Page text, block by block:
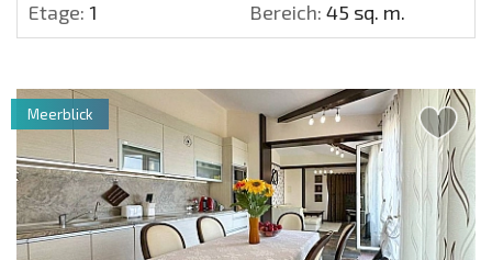
Etage: 1 Bereich: 45 sq. m.
Meerblick